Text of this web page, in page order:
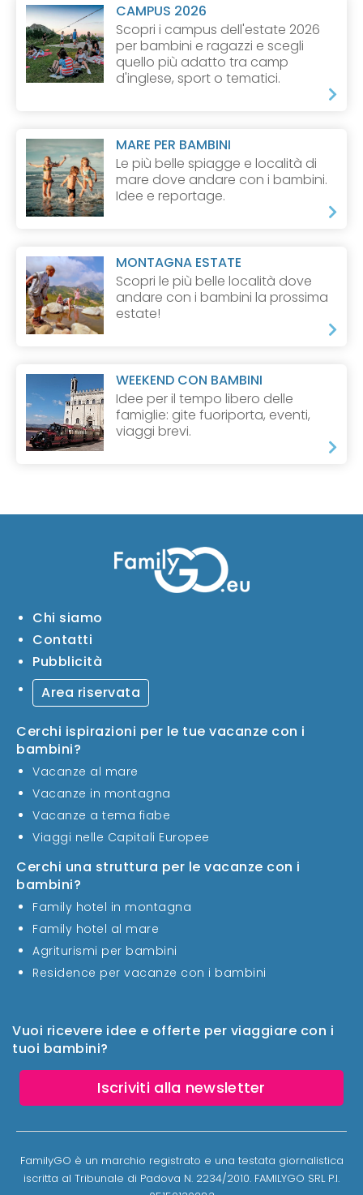
CAMPUS 2026
Scopri i campus dell'estate 2026
per bambini e ragazzi e scegli
quello più adatto tra camp
d'inglese, sport o tematici.
MARE PER BAMBINI
Le più belle spiagge e località di
mare dove andare con i bambini.
Idee e reportage.
MONTAGNA ESTATE
Scopri le più belle località dove
andare con i bambini la prossima
estate!
WEEKEND CON BAMBINI
Idee per il tempo libero delle
famiglie: gite fuoriporta, eventi,
viaggi brevi.
Vuoi ricevere idee e offerte per viaggiare con i
tuoi bambini?
Iscriviti alla newsletter
Chi siamo
Contatti
Pubblicità
Area riservata
Cerchi ispirazioni per le tue vacanze con i
bambini?
Vacanze al mare
Vacanze in montagna
Vacanze a tema fiabe
Viaggi nelle Capitali Europee
Cerchi una struttura per le vacanze con i
bambini?
Family hotel in montagna
Family hotel al mare
Agriturismi per bambini
Residence per vacanze con i bambini
FamilyGO è un marchio registrato e una testata giornalistica
iscritta al Tribunale di Padova N. 2234/2010. FAMILYGO SRL P.I.